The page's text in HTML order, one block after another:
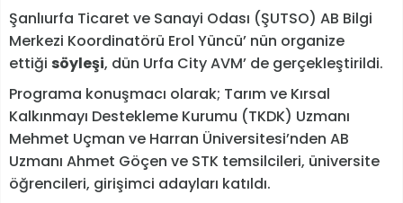
Şanlıurfa Ticaret ve Sanayi Odası (ŞUTSO) AB Bilgi
Merkezi Koordinatörü Erol Yüncü’ nün organize
ettiği söyleşi, dün Urfa City AVM’ de gerçekleştirildi.
Programa konuşmacı olarak; Tarım ve Kırsal
Kalkınmayı Destekleme Kurumu (TKDK) Uzmanı
Mehmet Uçman ve Harran Üniversitesi’nden AB
Uzmanı Ahmet Göçen ve STK temsilcileri, üniversite
öğrencileri, girişimci adayları katıldı.